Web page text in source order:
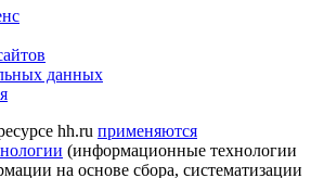
данных
hh.ru применяются
(информационные технологии
на основе сбора, систематизации